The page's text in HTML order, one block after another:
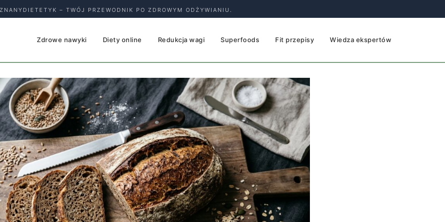
– TWÓJ PRZEWODNIK PO ZDROWYM ODŻYWIANIU.
Zdrowe nawyki Diety online Redukcja wagi Superfoods Fit przepisy Wiedza ekspertów